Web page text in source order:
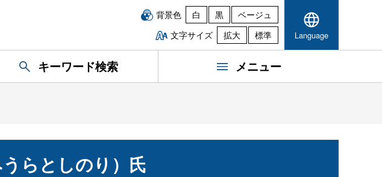
背景色 白 黒
ベージュ
文字サイズ
拡大 標準 Language
キーワード検索 メニュー
らとしのり）氏